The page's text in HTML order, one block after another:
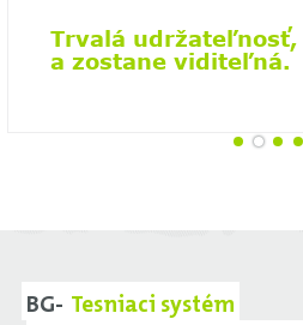
Trvalá udržateľnosť,
a zostane viditeľná.
BG- Tesniaci systém